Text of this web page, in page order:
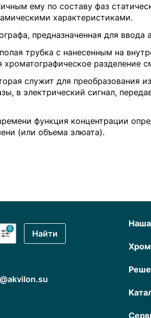
ему по составу фаз
характеристиками.
предназначенная для
трубка с нанесенным на
разделение
служит для преобразования
в электрический сигнал,
функция концентрации
(или объема элюата).
6 Найти